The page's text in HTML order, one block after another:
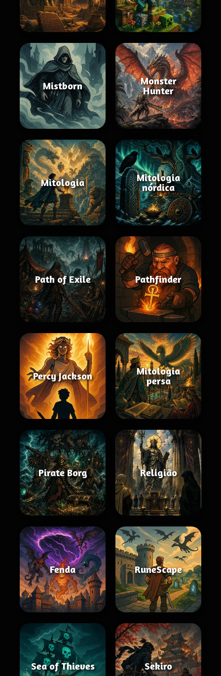
Mistborn
Monster
Hunter
Mitologia
Mitologia
nórdica
Path of Exile Pathfinder
Percy Jackson
Mitologia
persa
Pirate Borg Religião
Fenda RuneScape
Sea of Thieves Sekiro